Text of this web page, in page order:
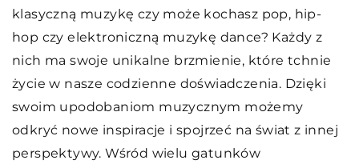
klasyczną muzykę czy może kochasz pop, hip-
hop czy elektroniczną muzykę dance? Każdy z
nich ma swoje unikalne brzmienie, które tchnie
życie w nasze codzienne doświadczenia. Dzięki
swoim upodobaniom muzycznym możemy
odkryć nowe inspiracje i spojrzeć na świat z innej
perspektywy. Wśród wielu gatunków